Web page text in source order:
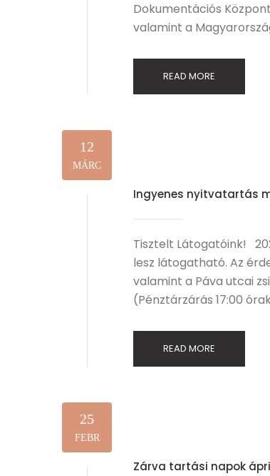
Dokumentációs
valamint a
READ MORE
12
MÁRC
Ingyenes nyitvatartás
Tisztelt Látogatóink!
lesz látogatható. Az
valamint a Páva utcai
(Pénztárzárás 17:00
READ MORE
25
FEBR
Zárva tartási napok